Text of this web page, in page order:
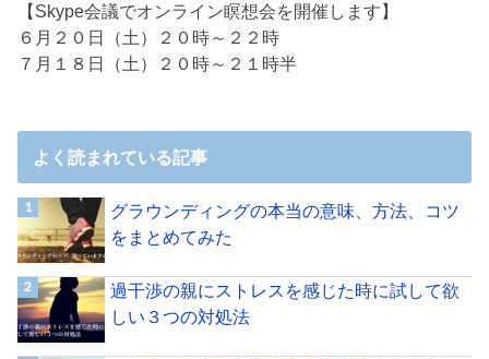
【Skype会議でオンライン瞑想会を開催します】
６月２０日（土）２０時～２２時
７月１８日（土）２０時～２１時半
よく読まれている記事
グラウンディングの本当の意味、方法、コツ
をまとめてみた
過干渉の親にストレスを感じた時に試して欲
しい３つの対処法